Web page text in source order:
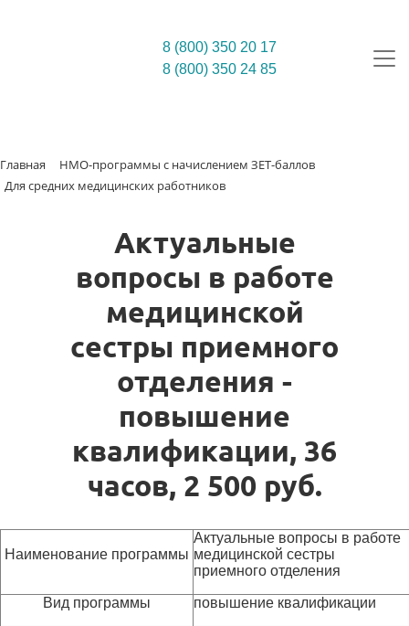
8 (800) 350 20 17
8 (800) 350 24 85
Главная
НМО-программы с начислением ЗЕТ-баллов
Для средних медицинских работников
Актуальные
вопросы в работе
медицинской
сестры приемного
отделения -
повышение
квалификации, 36
часов, 2 500 руб.
Наименование программы
Актуальные вопросы в работе
медицинской сестры
приемного отделения
Вид программы повышение квалификации